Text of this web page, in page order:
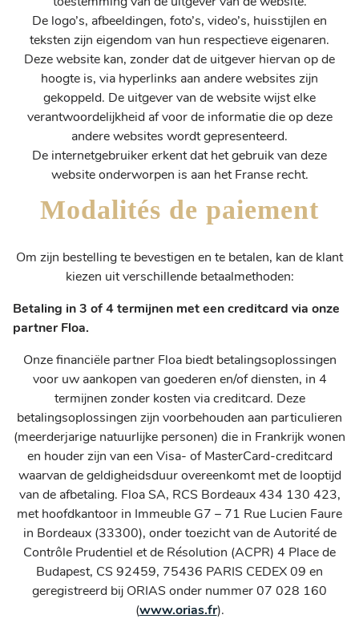
De logo’s, afbeeldingen, foto’s, video’s, huisstijlen en
teksten zijn eigendom van hun respectieve eigenaren.
Deze website kan, zonder dat de uitgever hiervan op de
hoogte is, via hyperlinks aan andere websites zijn
gekoppeld. De uitgever van de website wijst elke
verantwoordelijkheid af voor de informatie die op deze
andere websites wordt gepresenteerd.
De internetgebruiker erkent dat het gebruik van deze
website onderworpen is aan het Franse recht.
Modalités de paiement
Om zijn bestelling te bevestigen en te betalen, kan de klant
kiezen uit verschillende betaalmethoden:
Betaling in 3 of 4 termijnen met een creditcard via onze
partner Floa.
Onze financiële partner Floa biedt betalingsoplossingen
voor uw aankopen van goederen en/of diensten, in 4
termijnen zonder kosten via creditcard. Deze
betalingsoplossingen zijn voorbehouden aan particulieren
(meerderjarige natuurlijke personen) die in Frankrijk wonen
en houder zijn van een Visa- of MasterCard-creditcard
waarvan de geldigheidsduur overeenkomt met de looptijd
van de afbetaling. Floa SA, RCS Bordeaux 434 130 423,
met hoofdkantoor in Immeuble G7 – 71 Rue Lucien Faure
in Bordeaux (33300), onder toezicht van de Autorité de
Contrôle Prudentiel et de Résolution (ACPR) 4 Place de
Budapest, CS 92459, 75436 PARIS CEDEX 09 en
geregistreerd bij ORIAS onder nummer 07 028 160
(www.orias.fr).